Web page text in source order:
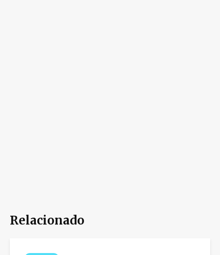
Relacionado